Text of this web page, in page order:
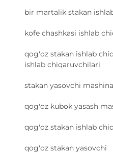
bir martalik stakan
kofe chashkasi ishlab
qog'oz stakan ishlab
ishlab chiqaruvchilari
stakan yasovchi mashina
qog'oz kubok yasash
qog'oz stakan ishlab
qog'oz stakan yasovchi